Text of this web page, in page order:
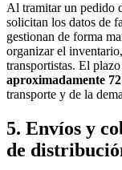
Al tramitar un pedido
solicitan los datos de
gestionan de forma
organizar el
transportistas. El
aproximadamente
transporte y de la
5. Envíos y
de